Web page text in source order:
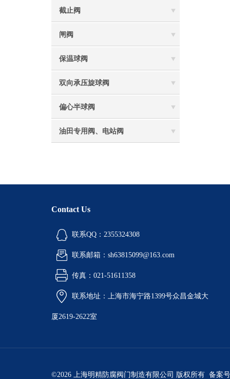
截止阀
闸阀
保温球阀
双向承压旋球阀
偏心半球阀
油田专用阀、电站阀
Contact Us
联系QQ：2355324308
联系邮箱：sh63815099@163.com
传真：021-51611358
联系地址：上海市海宁路1399号众昌金城大
厦2619-2622室
©2026 上海明精防腐阀门制造有限公司 版权所有 备案